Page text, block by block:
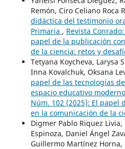
Remón, Ciro Celiano Roca
didáctica del testimonio
Primaria , Revista
papel de la publicación
de la ciencia: retos y
Tetyana Koycheva, Larysa
Inna Kovalchuk, Oksana
papel de las tecnologías
espacio educativo moderno
Núm. 102 (2025): El papel
en la comunicación de la
Digmer Pablo Riquez
Espinoza, Daniel Ángel
Guillermo Martínez